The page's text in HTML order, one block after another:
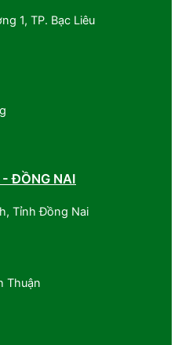
1, TP. Bạc Liêu
- ĐỒNG NAI
Tỉnh Đồng Nai
Thuận